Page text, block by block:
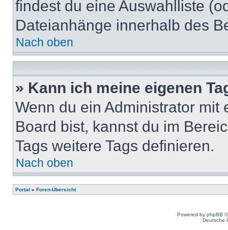
findest du eine Auswahlliste
Dateianhänge innerhalb des
Nach oben
» Kann ich meine eigenen
Wenn du ein Administrator
Board bist, kannst du im
Tags weitere Tags definieren.
Nach oben
Portal » Foren-Übersicht
Powered by phpBB
Deutsche